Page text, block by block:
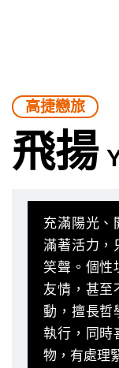
高捷戀旅
飛揚
充滿陽光、
滿著活力，
笑聲。個性
友情，甚至
動，擅長哲
執行，同時
物，有處理